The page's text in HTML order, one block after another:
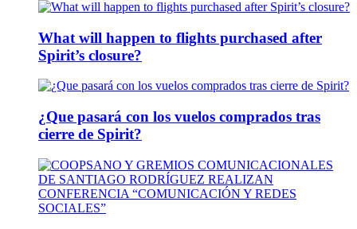
What will happen to flights purchased after
Spirit’s closure?
¿Que pasará con los vuelos comprados tras
cierre de Spirit?